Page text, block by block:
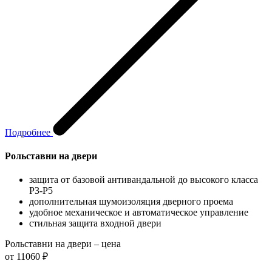
Подробнее
Рольставни на двери
защита от базовой антивандальной до высокого класса
P3-P5
дополнительная шумоизоляция дверного проема
удобное механическое и автоматическое управление
стильная защита входной двери
Рольставни на двери – цена
от 11060 ₽